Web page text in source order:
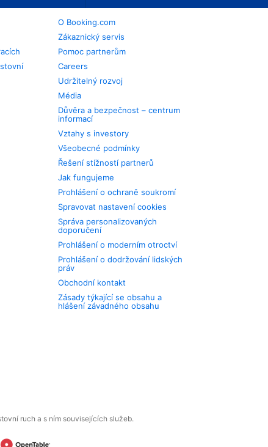
O Booking.com
Zákaznický servis
Pomoc partnerům
Careers
Udržitelný rozvoj
Média
Důvěra a bezpečnost – centrum
informací
Vztahy s investory
Všeobecné podmínky
Řešení stížností partnerů
Jak fungujeme
Prohlášení o ochraně soukromí
Spravovat nastavení cookies
Správa personalizovaných
doporučení
Prohlášení o moderním otroctví
Prohlášení o dodržování lidských
práv
Obchodní kontakt
Zásady týkající se obsahu a
hlášení závadného obsahu
ruch a s ním souvisejících služeb.